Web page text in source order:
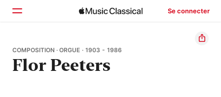
Se connecter
Accueil
Parcourir
COMPOSITION · ORGUE · 1903 - 1986
Flor Peeters